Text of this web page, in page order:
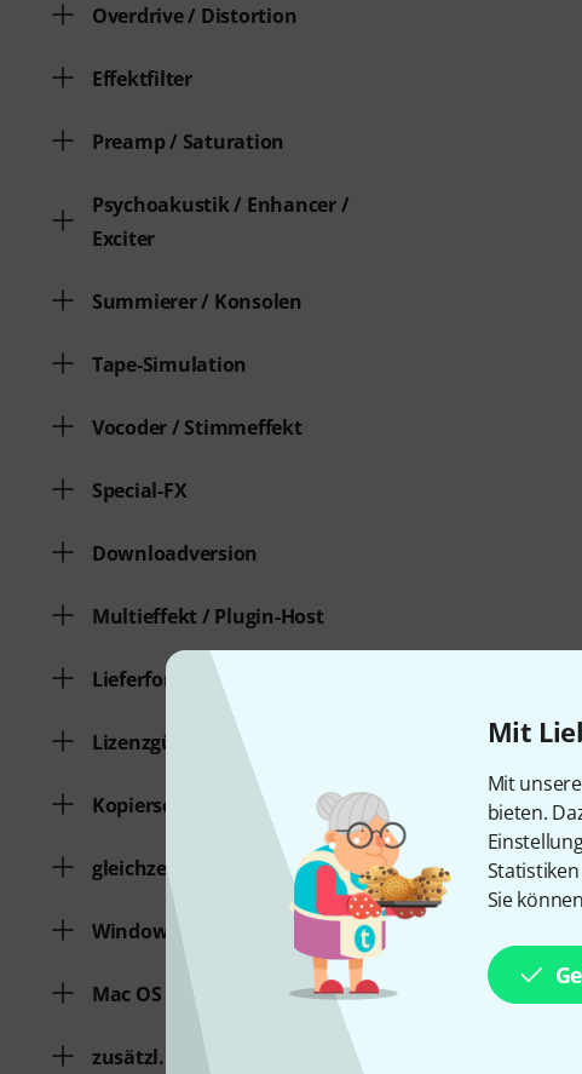
Mit
Mit
bieten.
Sie
Overdrive / Distortion
Effektfilter
Preamp / Saturation
Psychoakustik / Enhancer /
Exciter
Summierer / Konsolen
Tape-Simulation
Vocoder / Stimmeffekt
Special-FX
Downloadversion
Multieffekt / Plugin-Host
Lieferform
Lizenzgültigkeit
Kopierschutz
gleichzeitige Freischaltungen
Windows
Mac OS (64 Bit)
zusätzl. Systemvoraussetzungen